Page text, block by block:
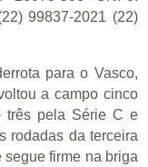
para o Vasco,
a campo cinco
três pela Série C e
rodadas da terceira
firme na briga